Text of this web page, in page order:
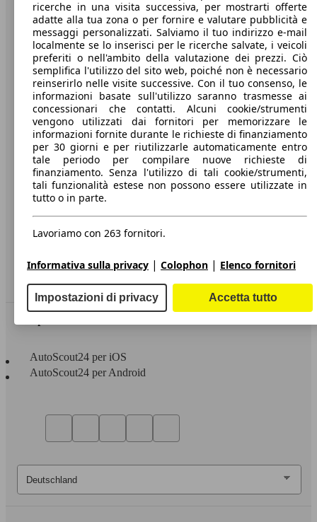
Benvenuti su AutoScout24, il mercato auto europeo.
Società
A proposito di AutoScout24
Stampa
Media
Condizioni generali
Informazioni
Dichiarazione di Accessibilità
Servizi
Area rivenditori
AutoScout24 per iOS
AutoScout24 per Android
ricerche in una visita successiva, per mostrarti offerte
adatte alla tua zona o per fornire e valutare pubblicità e
messaggi personalizzati. Salviamo il tuo indirizzo e-mail
localmente se lo inserisci per le ricerche salvate, i veicoli
preferiti o nell'ambito della valutazione dei prezzi. Ciò
semplifica l'utilizzo del sito web, poiché non è necessario
reinserirlo nelle visite successive. Con il tuo consenso, le
informazioni basate sull'utilizzo saranno trasmesse ai
concessionari che contatti. Alcuni cookie/strumenti
vengono utilizzati dai fornitori per memorizzare le
informazioni fornite durante le richieste di finanziamento
per 30 giorni e per riutilizzarle automaticamente entro
tale periodo per compilare nuove richieste di
finanziamento. Senza l'utilizzo di tali cookie/strumenti,
tali funzionalità estese non possono essere utilizzate in
tutto o in parte.
Lavoriamo con 263 fornitori.
Informativa sulla privacy | Colophon | Elenco fornitori
Impostazioni di privacy Accetta tutto